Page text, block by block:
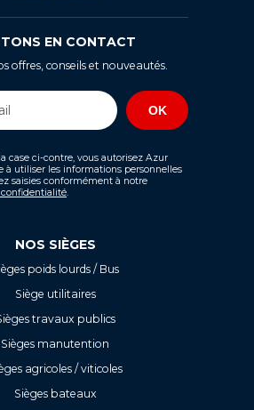
EN CONTACT
offres, conseils et nouveautés.
case ci-contre, vous autorisez Azur
à utiliser les informations personnelles
saisies conformément à notre
NOS SIÈGES
poids lourds / Bus
Siège utilitaires
travaux publics
Sièges manutention
agricoles / viticoles
Sièges bateaux